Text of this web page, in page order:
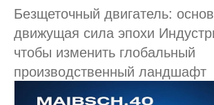
Безщеточный двигатель:
движущая сила эпохи
чтобы изменить глобальный
производственный ландшафт